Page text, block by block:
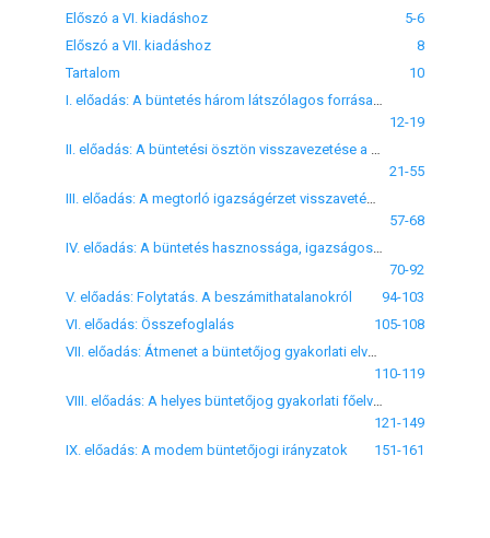
Előszó a VI. kiadáshoz
5-6
Előszó a VII. kiadáshoz
8
Tartalom
10
12-19
21-55
57-68
70-92
V. előadás: Folytatás. A beszámithatalanokról
94-103
VI. előadás: Összefoglalás
105-108
110-119
121-149
IX. előadás: A modem büntetőjogi irányzatok
151-161